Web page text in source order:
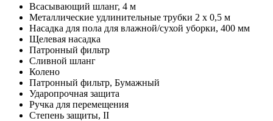
Всасывающий шланг, 4 м
Металлические удлинительные трубки 2 х 0,5 м
Насадка для пола для влажной/сухой уборки, 400 мм
Щелевая насадка
Патронный фильтр
Сливной шланг
Колено
Патронный фильтр, Бумажный
Ударопрочная защита
Ручка для перемещения
Степень защиты, II